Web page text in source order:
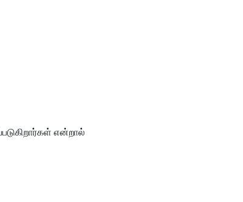
என்றால்